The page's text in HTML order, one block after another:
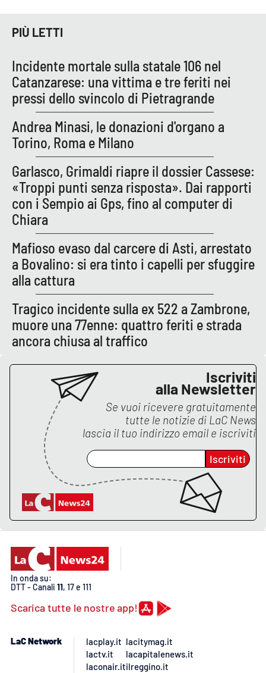
PIÙ LETTI
Incidente mortale sulla statale 106 nel
Catanzarese: una vittima e tre feriti nei
pressi dello svincolo di Pietragrande
Andrea Minasi, le donazioni d'organo a
Torino, Roma e Milano
Garlasco, Grimaldi riapre il dossier Cassese:
«Troppi punti senza risposta». Dai rapporti
con i Sempio ai Gps, fino al computer di
Chiara
Mafioso evaso dal carcere di Asti, arrestato
a Bovalino: si era tinto i capelli per sfuggire
alla cattura
Tragico incidente sulla ex 522 a Zambrone,
muore una 77enne: quattro feriti e strada
ancora chiusa al traffico
Iscriviti
alla Newsletter
Se vuoi ricevere gratuitamente
tutte le notizie di LaC News
lascia il tuo indirizzo email e iscriviti
Iscriviti
In onda su:
DTT - Canali 11, 17 e 111
Scarica tutte le nostre app!
LaC Network
lacplay.it
lactv.it
laconair.it
lacitymag.it
lacapitalenews.it
ilreggino.it